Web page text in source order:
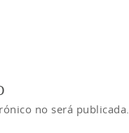
no será publicada.